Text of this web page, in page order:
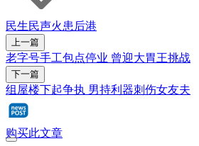
民生民声火患 后港
上一篇
老字号手工包点停业 曾迎大胃王挑战
下一篇
组屋楼下起争执 男持利器刺伤女友夫
购买此文章